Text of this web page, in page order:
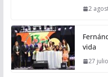
2
vida
27